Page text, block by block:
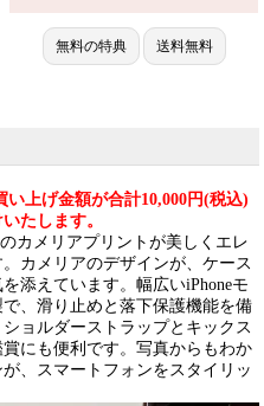
グリッター立体パターン、耐衝
撃＆防水機能で実用性抜群。格
安価格でiPhone17pro/16promax
無料の特典 送料無料
上げ金額が合計10,000円(税込)
たします。
カメリアプリントが美しくエレ
カメリアのデザインが、ケース
添えています。幅広いiPhoneモ
、滑り止めと落下保護機能を備
ョルダーストラップとキックス
にも便利です。写真からもわか
、スマートフォンをスタイリッ